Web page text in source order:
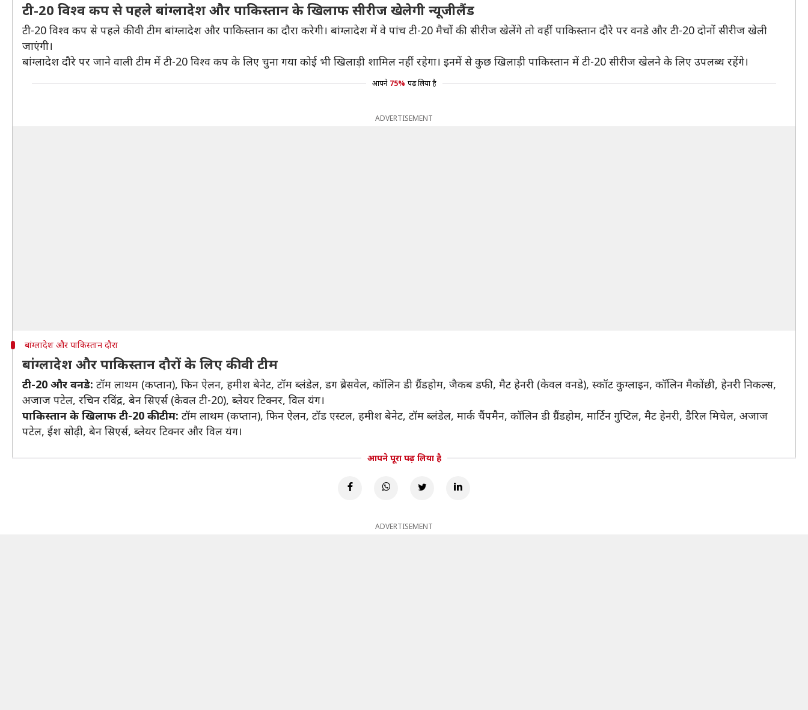
टी-20 विश्व कप से पहले बांग्लादेश और पाकिस्तान के खिलाफ सीरीज खेलेगी न्यूजीलैंड
टी-20 विश्व कप से पहले कीवी टीम बांग्लादेश और पाकिस्तान का दौरा करेगी। बांग्लादेश में वे पांच टी-20 मैचों की सीरीज खेलेंगे तो वहीं पाकिस्तान दौरे पर वनडे और टी-20 दोनों सीरीज खेली
जाएंगी।
बांग्लादेश दौरे पर जाने वाली टीम में टी-20 विश्व कप के लिए चुना गया कोई भी खिलाड़ी शामिल नहीं रहेगा। इनमें से कुछ खिलाड़ी पाकिस्तान में टी-20 सीरीज खेलने के लिए उपलब्ध रहेंगे।
आपने 75% पढ़ लिया है
ADVERTISEMENT
बांग्लादेश और पाकिस्तान दौरा
बांग्लादेश और पाकिस्तान दौरों के लिए कीवी टीम
टी-20 और वनडे: टॉम लाथम (कप्तान), फिन ऐलन, हमीश बेनेट, टॉम ब्लंडेल, डग ब्रेसवेल, कॉलिन डी ग्रैंडहोम, जैकब डफी, मैट हेनरी (केवल वनडे), स्कॉट कुग्लाइन, कॉलिन मैकोंछी, हेनरी निकल्स,
अजाज पटेल, रचिन रविंद्र, बेन सिएर्स (केवल टी-20), ब्लेयर टिक्नर, विल यंग।
पाकिस्तान के खिलाफ टी-20 की टीम: टॉम लाथम (कप्तान), फिन ऐलन, टॉड एस्टल, हमीश बेनेट, टॉम ब्लंडेल, मार्क चैंपमैन, कॉलिन डी ग्रैंडहोम, मार्टिन गुप्टिल, मैट हेनरी, डैरिल मिचेल, अजाज
पटेल, ईश सोढ़ी, बेन सिएर्स, ब्लेयर टिक्नर और विल यंग।
आपने पूरा पढ़ लिया है
ADVERTISEMENT